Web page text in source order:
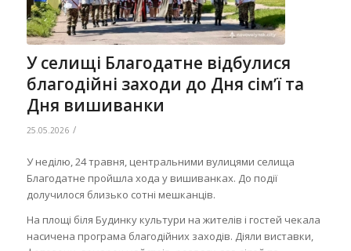
У селищі Благодатне відбулися
благодійні заходи до Дня сімʼї та
Дня вишиванки
25.05.2026 /
У неділю, 24 травня, центральними вулицями селища
Благодатне пройшла хода у вишиванках. До події
долучилося близько сотні мешканців.
На площі біля Будинку культури на жителів і гостей чекала
насичена програма благодійних заходів. Діяли виставки,